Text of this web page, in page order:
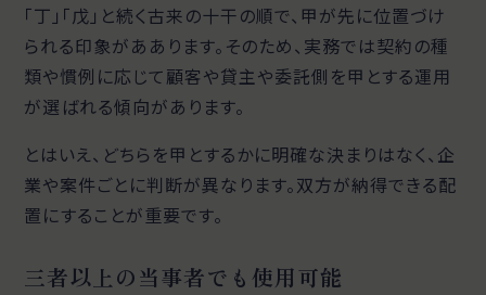
「丁」「戊」と続く古来の十干の順で、甲が先に位置づけ
られる印象がああります。そのため、実務では契約の種
類や慣例に応じて顧客や貸主や委託側を甲とする運用
が選ばれる傾向があります。
とはいえ、どちらを甲とするかに明確な決まりはなく、企
業や案件ごとに判断が異なります。双方が納得できる配
置にすることが重要です。
三者以上の当事者でも使用可能